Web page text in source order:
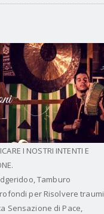
I NOSTRI INTENTI E
Tamburo
per Risolvere traumi
Sensazione di Pace,